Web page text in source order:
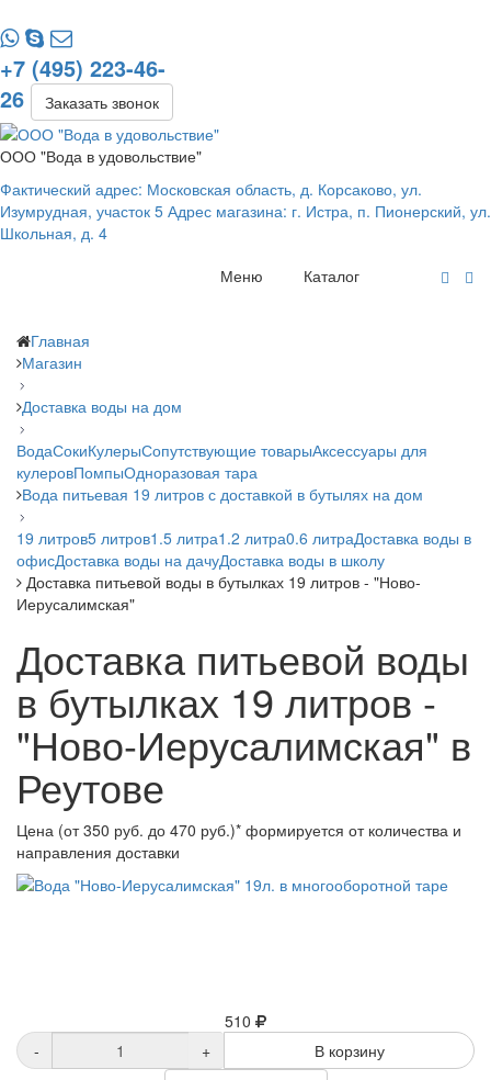
+7 (495) 223-46-
26
Заказать звонок
ООО "Вода в удовольствие"
Фактический адрес: Московская область, д. Корсаково, ул.
Изумрудная, участок 5 Адрес магазина: г. Истра, п. Пионерский, ул.
Школьная, д. 4
Каталог
Меню
Главная
Магазин
Доставка воды на дом
ВодаСокиКулерыСопутствующие товарыАксессуары для
кулеровПомпыОдноразовая тара
Вода питьевая 19 литров с доставкой в бутылях на дом
19 литров5 литров1.5 литра1.2 литра0.6 литраДоставка воды в
офисДоставка воды на дачуДоставка воды в школу
Доставка питьевой воды в бутылках 19 литров - "Ново-
Иерусалимская"
Доставка питьевой воды
в бутылках 19 литров -
"Ново-Иерусалимская" в
Реутове
Цена (от 350 руб. до 470 руб.)* формируется от количества и
направления доставки
510
-
+
В корзину